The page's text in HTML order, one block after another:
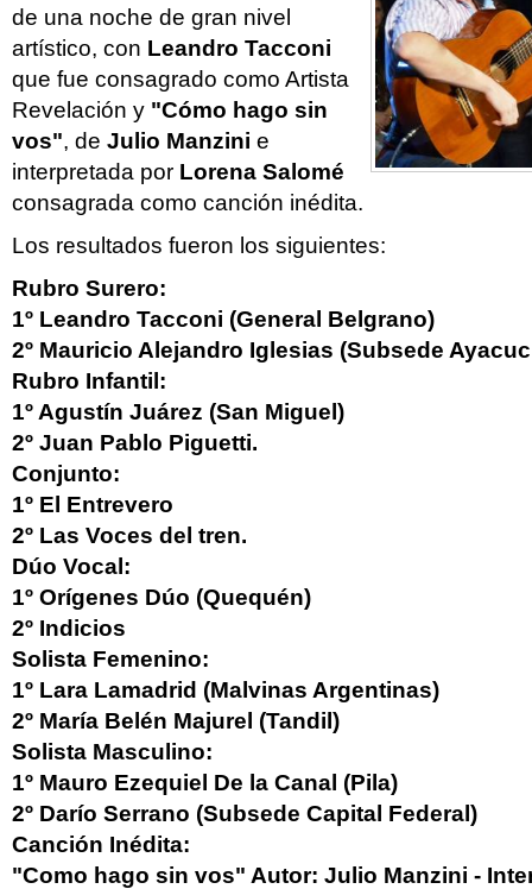
de una noche de gran nivel
artístico, con Leandro Tacconi
que fue consagrado como Artista
Revelación y "Cómo hago sin
vos", de Julio Manzini e
interpretada por Lorena Salomé
consagrada como canción inédita.
Los resultados fueron los siguientes:
Rubro Surero:
1º Leandro Tacconi (General Belgrano)
2º Mauricio Alejandro Iglesias (Subsede
Rubro Infantil:
1º Agustín Juárez (San Miguel)
2º Juan Pablo Piguetti.
Conjunto:
1º El Entrevero
2º Las Voces del tren.
Dúo Vocal:
1º Orígenes Dúo (Quequén)
2º Indicios
Solista Femenino:
1º Lara Lamadrid (Malvinas Argentinas)
2º María Belén Majurel (Tandil)
Solista Masculino:
1º Mauro Ezequiel De la Canal (Pila)
2º Darío Serrano (Subsede Capital Federal)
Canción Inédita:
"Como hago sin vos" Autor: Julio Manzini -